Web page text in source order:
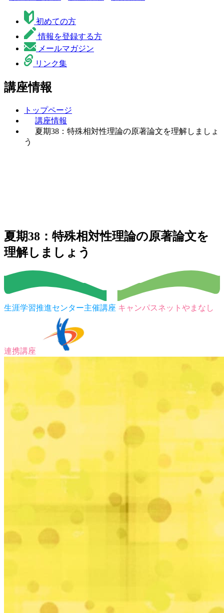
初めての方
情報を登録する方
メールマガジン
リンク集
講座情報
トップページ
講座情報
夏期38：特殊相対性理論の原著論文を理解しましょ
う
夏期38：特殊相対性理論の原著論文を
理解しましょう
生涯学習推進センター主催講座 キャンパスネットやまなし
連携講座